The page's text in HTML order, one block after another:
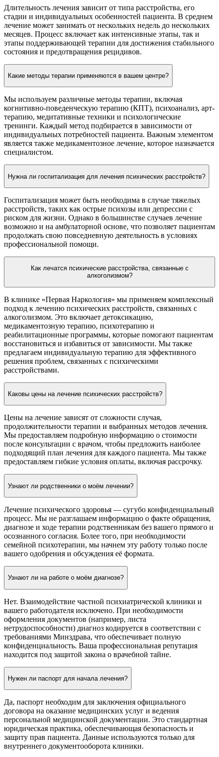
Длительность лечения зависит от типа расстройства, его
стадии и индивидуальных особенностей пациента. В среднем
лечение может занимать от нескольких недель до нескольких
месяцев. Процесс включает как интенсивные этапы, так и
этапы поддерживающей терапии для достижения стабильного
состояния и предотвращения рецидивов.
Какие методы терапии применяются в вашем центре?
Мы используем различные методы терапии, включая
когнитивно-поведенческую терапию (КПТ), психоанализ, арт-
терапию, медитативные техники и психологические
тренинги. Каждый метод подбирается в зависимости от
индивидуальных потребностей пациента. Важным элементом
является также медикаментозное лечение, которое назначается
специалистом.
Нужна ли госпитализация для лечения психических расстройств?
Госпитализация может быть необходима в случае тяжелых
расстройств, таких как острые психозы или депрессии с
риском для жизни. Однако в большинстве случаев лечение
возможно и на амбулаторной основе, что позволяет пациентам
продолжать свою повседневную деятельность в условиях
профессиональной помощи.
Как лечатся психические расстройства, связанные с
алкоголизмом?
В клинике «Первая Наркология» мы применяем комплексный
подход к лечению психических расстройств, связанных с
алкоголизмом. Это включает детоксикацию,
медикаментозную терапию, психотерапию и
реабилитационные программы, которые помогают пациентам
восстановиться и избавиться от зависимости. Мы также
предлагаем индивидуальную терапию для эффективного
решения проблем, связанных с психическими
расстройствами.
Каковы цены на лечение психических расстройств?
Цены на лечение зависят от сложности случая,
продолжительности терапии и выбранных методов лечения.
Мы предоставляем подробную информацию о стоимости
после консультации с врачом, чтобы предложить наиболее
подходящий план лечения для каждого пациента. Мы также
предоставляем гибкие условия оплаты, включая рассрочку.
Узнают ли родственники о моём лечении?
Лечение психического здоровья — сугубо конфиденциальный
процесс. Мы не разглашаем информацию о факте обращения,
диагнозе и ходе терапии родственникам без вашего прямого и
осознанного согласия. Более того, при необходимости
семейной психотерапии, мы начнем эту работу только после
вашего одобрения и обсуждения её формата.
Узнают ли на работе о моём диагнозе?
Нет. Взаимодействие частной психиатрической клиники и
вашего работодателя исключено. При необходимости
оформления документов (например, листа
нетрудоспособности) диагноз кодируется в соответствии с
требованиями Минздрава, что обеспечивает полную
конфиденциальность. Ваша профессиональная репутация
находится под защитой закона о врачебной тайне.
Нужен ли паспорт для начала лечения?
Да, паспорт необходим для заключения официального
договора на оказание медицинских услуг и ведения
персональной медицинской документации. Это стандартная
юридическая практика, обеспечивающая безопасность и
защиту прав пациента. Данные используются только для
внутреннего документооборота клиники.